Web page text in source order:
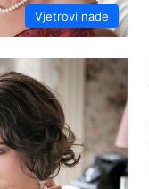
Vjetrovi nade